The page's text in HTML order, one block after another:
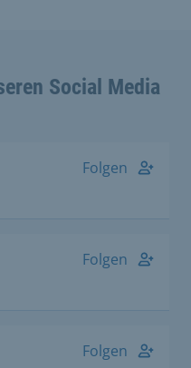
Social Media
Folgen
Folgen
Folgen